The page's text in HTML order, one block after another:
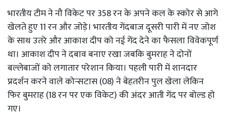
भारतीय टीम ने नौ विकेट पर 358 रन के अपने कल के स्कोर से आगे
खेलते हुए 11 रन और जोड़े। भारतीय गेंदबाज दूसरी पारी में नए जोश
के साथ उतरे और आकाश दीप को नई गेंद देने का फैसला विवेकपूर्ण
था। आकाश दीप ने दबाव बनाए रखा जबकि बुमराह ने दोनों
बल्लेबाजों को लगातार परेशान किया। पहली पारी में शानदार
प्रदर्शन करने वाले कोन्सटास (08) ने बेहतरीन पुल खेला लेकिन
फिर बुमराह (18 रन पर एक विकेट) की अंदर आती गेंद पर बोल्ड हो
गए।